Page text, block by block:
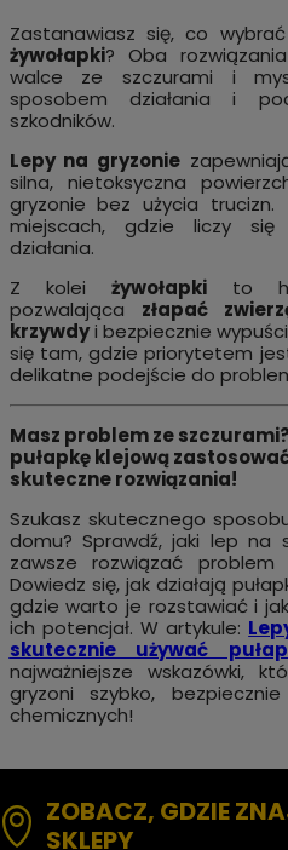
Zastanawiasz się, co
żywołapki? Oba
walce ze szczurami i
sposobem działania i
szkodników.
Lepy na gryzonie
silna, nietoksyczna
gryzonie bez użycia
miejscach, gdzie liczy się
działania.
Z kolei żywołapkito
pozwalająca złapać
krzywdyi bezpiecznie
się tam, gdzie priorytetem
delikatne podejście do
Masz problem ze
pułapkę klejową
skuteczne rozwiązania!
Szukasz skutecznego
domu? Sprawdź, jaki lep na
zawsze rozwiązać
Dowiedz się, jak działają
gdzie warto je rozstawiać i
ich potencjał. W artykule:
skutecznie używać
najważniejsze wskazówki,
gryzoni szybko,
chemicznych!
ZOBACZ, GDZIE
SKLEPY